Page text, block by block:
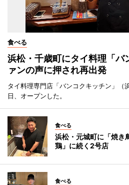
食べる
浜松・千歳町にタイ料理「
ァンの声に押され再出発
タイ料理専門店「バンコクキッチン」（
日、オープンした。
食べる
浜松・元城町に「焼
鶏」に続く2号店
食べる